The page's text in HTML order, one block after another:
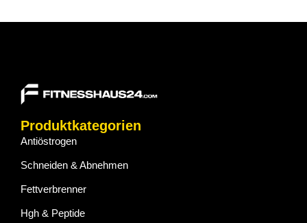
Produktkategorien
Antiöstrogen
Schneiden & Abnehmen
Fettverbrenner
Hgh & Peptide